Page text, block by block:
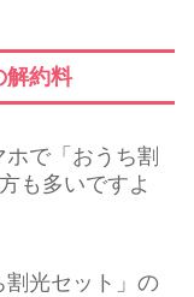
解約料
で「おうち割
も多いですよ
割光セット」の